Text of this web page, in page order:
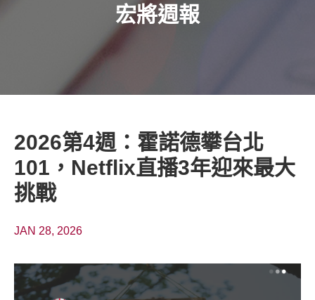
宏將週報
2026第4週：霍諾德攀台北
101，Netflix直播3年迎來最大
挑戰
JAN 28, 2026